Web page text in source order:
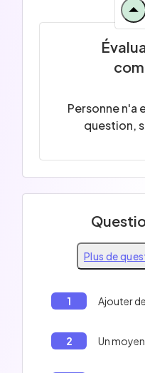
Personne n'a
question,
Plus de
1
2